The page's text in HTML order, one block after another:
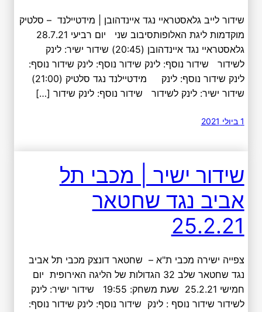
שידור לייב גלאסטראיי נגד איינדהובן | מידטיילנד – סלטיק
גלאסטראיי נגד איינדהובן (20:45) שידור ישיר: לינק
לשידור שידור נוסף: לינק שידור נוסף: לינק שידור נוסף:
לינק שידור נוסף: לינק מידטיילנד נגד סלטיק (21:00)
שידור ישיר: לינק לשידור שידור נוסף: לינק שידור […]
1 ביולי 2021
שידור ישיר | מכבי תל
אביב נגד שחטאר
25.2.21
צפייה ישירה מכבי ת"א – שחטאר דונצק מכבי תל אביב
נגד שחטאר שלב 32 הגדולות של הליגה האירופית יום
חמישי 25.2.21 שעת משחק: 19:55 שידור ישיר: לינק
לשידור שידור נוסף : לינק שידור נוסף: לינק שידור נוסף: